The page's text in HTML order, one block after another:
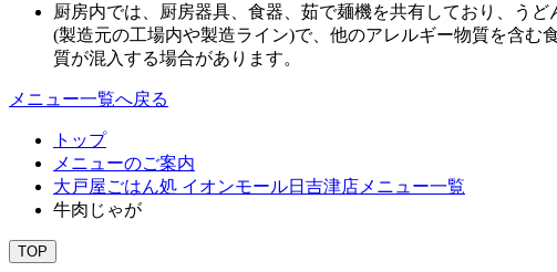
厨房内では、厨房器具、食器、茹で麺機を共有しており、う
(製造元の工場内や製造ライン)で、他のアレルギー物質を含
質が混入する場合があります。
メニュー一覧へ戻る
トップ
メニューのご案内
大戸屋ごはん処 イオンモール日吉津店メニュー一覧
牛肉じゃが
TOP